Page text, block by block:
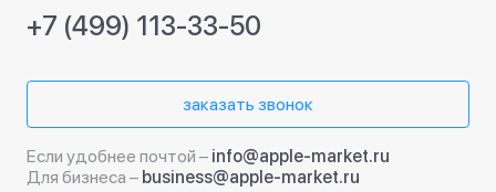
+7 (499) 113-33-50
заказать звонок
Если удобнее почтой – info@apple-market.ru
Для бизнеса – business@apple-market.ru